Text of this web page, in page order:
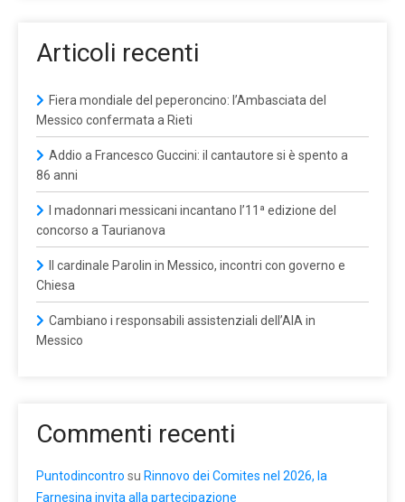
Articoli recenti
Fiera mondiale del peperoncino: l’Ambasciata del
Messico confermata a Rieti
Addio a Francesco Guccini: il cantautore si è spento a
86 anni
I madonnari messicani incantano l’11ª edizione del
concorso a Taurianova
Il cardinale Parolin in Messico, incontri con governo e
Chiesa
Cambiano i responsabili assistenziali dell’AIA in
Messico
Commenti recenti
Puntodincontro su Rinnovo dei Comites nel 2026, la
Farnesina invita alla partecipazione